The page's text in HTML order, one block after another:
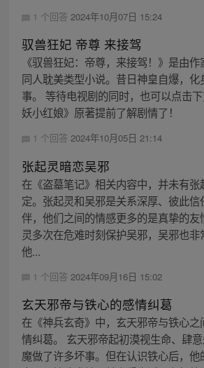
1 个回答 2024年10月07日 15:24
驭兽狂妃 帝尊 来接驾
《驭兽狂妃：帝尊，来接驾！》是由
同人耽美类型小说。昔日神皇自爆，
事。 等待电视剧的同时，也可以点击
妖小红娘》原著提前了解剧情了！
1 个回答 2024年10月05日 21:14
张起灵暗恋吴邪
在《盗墓笔记》相关内容中，并未有
定。张起灵和吴邪是关系深厚、彼此
伴，他们之间的情感更多的是真挚的
灵多次在危难时刻保护吴邪，吴邪也非
他...
1 个回答 2024年09月16日 15:02
玄天邪帝与铁心的感情纠葛
在《神兵玄奇》中，玄天邪帝与铁心
情纠葛。 玄天邪帝起初漠视生命、肆
魔做了许多坏事。但在认识铁心后，